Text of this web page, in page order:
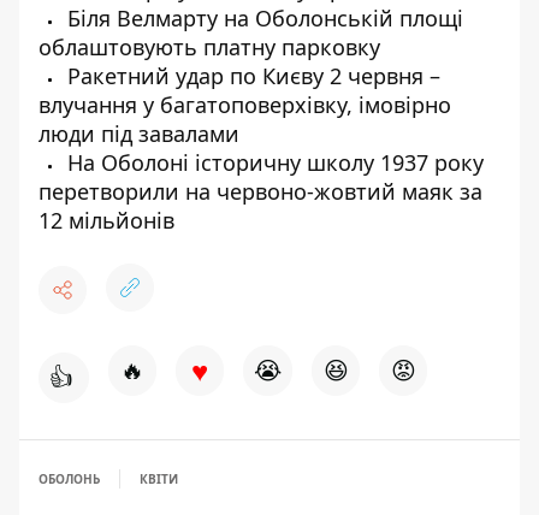
Біля Велмарту на Оболонській площі
облаштовують платну парковку
Ракетний удар по Києву 2 червня –
влучання у багатоповерхівку, імовірно
люди під завалами
На Оболоні історичну школу 1937 року
перетворили на червоно-жовтий маяк за
12 мільйонів
👍 🔥 ♥ 😭 😆 😡
ОБОЛОНЬ КВІТИ